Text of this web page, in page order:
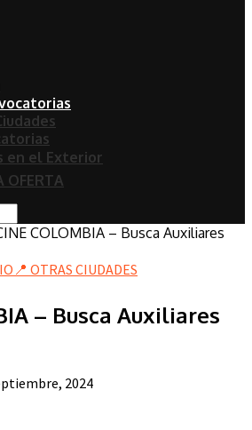
en el Exterior
OFERTA
COLOMBIA – Busca Auxiliares
📍 OTRAS CIUDADES
– Busca Auxiliares
2024